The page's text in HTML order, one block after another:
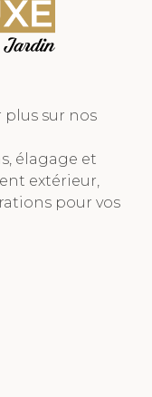
plus sur nos
élagage et
extérieur,
pour vos